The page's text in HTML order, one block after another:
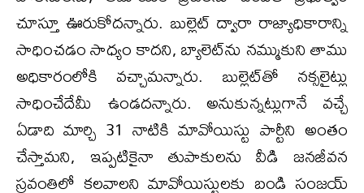
చూస్తూ ఊరుకోదన్నారు. బుల్లెట్ ద్వారా రాజ్యాధికారాన్ని
సాధించడం సాధ్యం కాదని, బ్యాలెట్‌ను నమ్ముకుని తాము
అధికారంలోకి వచ్చామన్నారు. బుల్లెట్‌తో నక్సలైట్లు
సాధించేదేమీ ఉండదన్నారు. అనుకున్నట్లుగానే వచ్చే
ఏడాది మార్చి 31 నాటికి మావోయిస్టు పార్టీని అంతం
చేస్తామని, ఇప్పటికైనా తుపాకులను వీడి జనజీవన
స్రవంతిలో కలవాలని మావోయిస్టులకు బండి సంజయ్